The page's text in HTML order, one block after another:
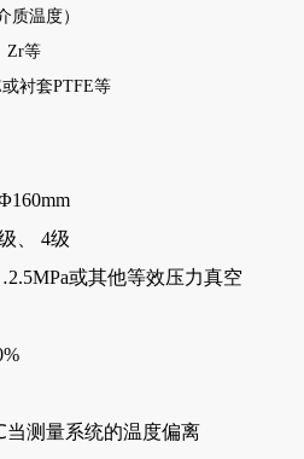
质温度）
Zr等
衬套PTFE等
、 4级
或其他等效压力真空
测量系统的温度偏离